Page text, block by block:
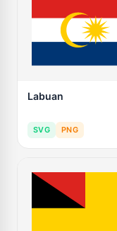
Labuan
SVG PNG